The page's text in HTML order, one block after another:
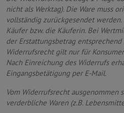
nicht als Werktag). Die Ware muss
vollständig zurückgesendet
Käufer bzw. die Käuferin. Bei
der Erstattungsbetrag
Widerrufsrecht gilt nur für
Nach Einreichung des Widerrufs
Eingangsbetätigung per E-Mail.
Vom Widerrufsrecht ausgenommen
verderbliche Waren (z.B.